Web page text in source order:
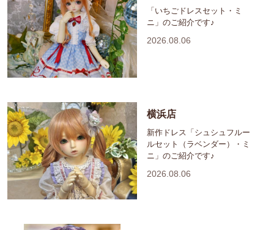
「いちごドレスセット・ミ
ニ」のご紹介です♪
2026.08.06
横浜店
新作ドレス「シュシュフルー
ルセット（ラベンダー）・ミ
ニ」のご紹介です♪
2026.08.06